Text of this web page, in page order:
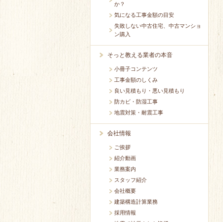
か？
気になる工事金額の目安
失敗しない中古住宅、中古マンショ
ン購入
そっと教える業者の本音
小冊子コンテンツ
工事金額のしくみ
良い見積もり・悪い見積もり
防カビ・防湿工事
地震対策・耐震工事
会社情報
ご挨拶
紹介動画
業務案内
スタッフ紹介
会社概要
建築構造計算業務
採用情報